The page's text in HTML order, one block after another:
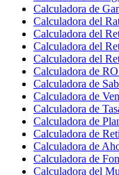
Calculadora de
Calculadora del
Calculadora del
Calculadora del
Calculadora del
Calculadora de
Calculadora de
Calculadora de
Calculadora de
Calculadora de
Calculadora de
Calculadora de
Calculadora de
Calculadora del